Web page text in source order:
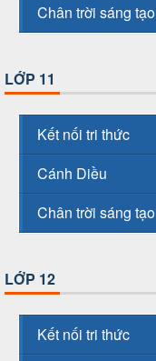
Chân trời sáng tạo
LỚP 11
Kết nối tri thức
Cánh Diều
Chân trời sáng tạo
LỚP 12
Kết nối tri thức